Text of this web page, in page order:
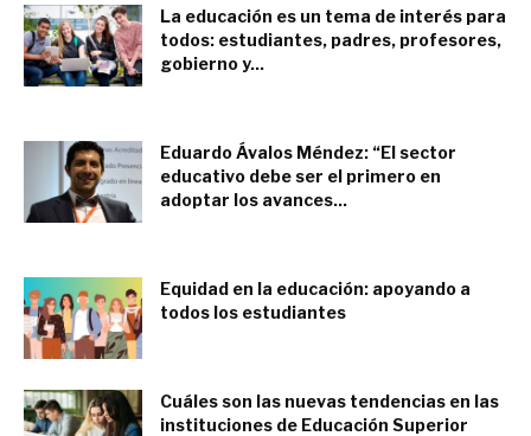
La educación es un tema de interés para
todos: estudiantes, padres, profesores,
gobierno y...
Eduardo Ávalos Méndez: “El sector
educativo debe ser el primero en
adoptar los avances...
Equidad en la educación: apoyando a
todos los estudiantes
Cuáles son las nuevas tendencias en las
instituciones de Educación Superior